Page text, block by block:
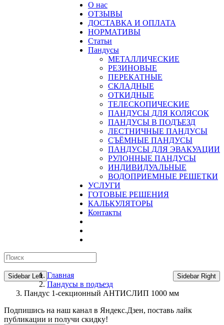
О нас
ОТЗЫВЫ
ДОСТАВКА И ОПЛАТА
НОРМАТИВЫ
Статьи
Пандусы
МЕТАЛЛИЧЕСКИЕ
РЕЗИНОВЫЕ
ПЕРЕКАТНЫЕ
СКЛАДНЫЕ
ОТКИДНЫЕ
ТЕЛЕСКОПИЧЕСКИЕ
ПАНДУСЫ ДЛЯ КОЛЯСОК
ПАНДУСЫ В ПОДЪЕЗД
ЛЕСТНИЧНЫЕ ПАНДУСЫ
CЪЁМНЫЕ ПАНДУСЫ
ПАНДУСЫ ДЛЯ ЭВАКУАЦИИ
РУЛОННЫЕ ПАНДУСЫ
ИНДИВИДУАЛЬНЫЕ
ВОДОПРИЕМНЫЕ РЕШЕТКИ
УСЛУГИ
ГОТОВЫЕ РЕШЕНИЯ
КАЛЬКУЛЯТОРЫ
Контакты
Sidebar Left Sidebar Right
Главная
Пандусы в подъезд
Пандус 1-секционный АНТИСЛИП 1000 мм
Подпишись на наш канал в Яндекс.Дзен, поставь лайк
публикации и получи скидку!